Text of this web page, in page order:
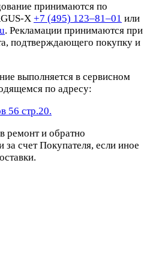
принимаются по
X +7 (495) 123–81–01 или
. Рекламации принимаются при
подтверждающего покупку и
выполняется в сервисном
по адресу:
56 стр.20.
ремонт и обратно
за счет Покупателя, если иное